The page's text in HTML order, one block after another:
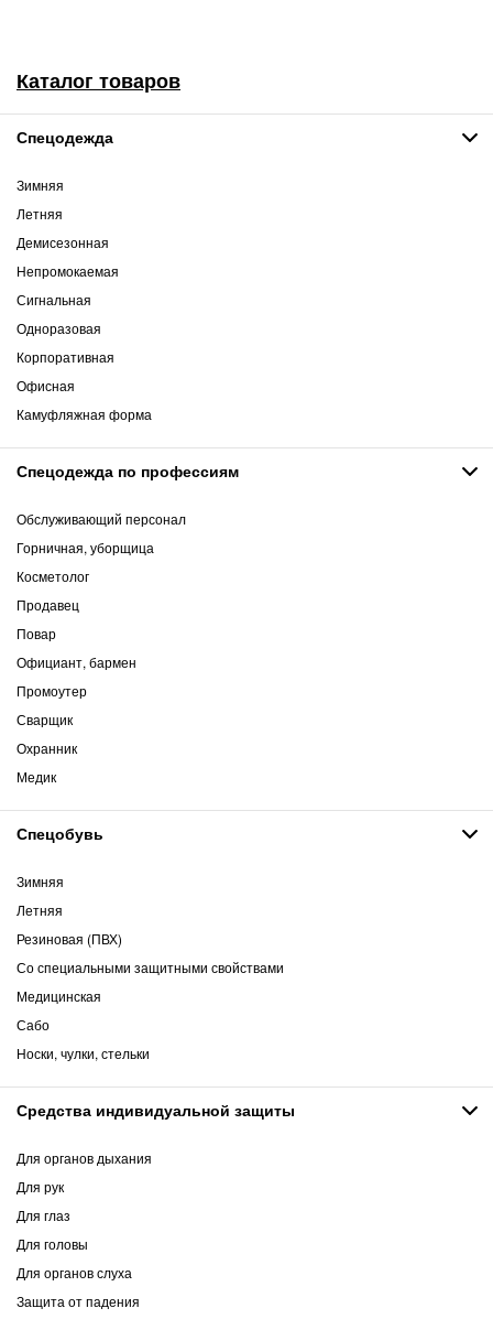
Каталог товаров
Спецодежда
Зимняя
Летняя
Демисезонная
Непромокаемая
Сигнальная
Одноразовая
Корпоративная
Офисная
Камуфляжная форма
Спецодежда по профессиям
Обслуживающий персонал
Горничная, уборщица
Косметолог
Продавец
Повар
Официант, бармен
Промоутер
Сварщик
Охранник
Медик
Спецобувь
Зимняя
Летняя
Резиновая (ПВХ)
Со специальными защитными свойствами
Медицинская
Сабо
Носки, чулки, стельки
Средства индивидуальной защиты
Для органов дыхания
Для рук
Для глаз
Для головы
Для органов слуха
Защита от падения